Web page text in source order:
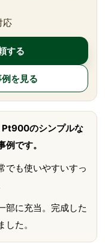
応
する
を見る
Pt900のシンプルな
です。
でも使いやすいすっ
部に充当。完成した
た。